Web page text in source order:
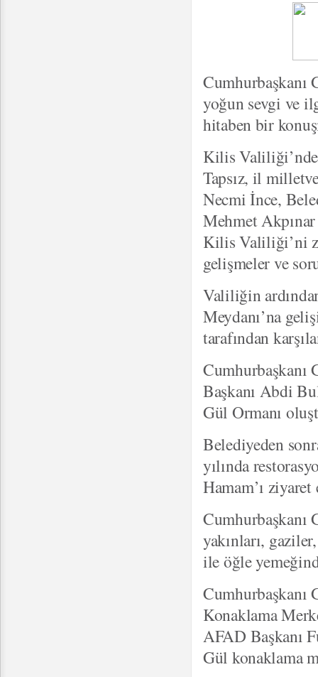
yoğun sevgi ve
hitaben bir
Kilis
Tapsız, il
Necmi İnce,
Mehmet
Kilis Valiliği’ni
gelişmeler ve
Valiliğin
Meydanı’na
tarafından
Cumhurbaşkanı
Başkanı Abdi
Gül Ormanı
Belediyeden
yılında
Hamam’ı
Cumhurbaşkanı
yakınları,
ile öğle
Konaklama
AFAD Başkanı
Gül konaklama